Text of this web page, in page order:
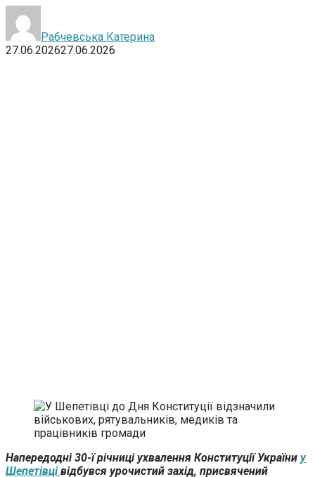
Рабчевська Катерина
27.06.202627.06.2026
Напередодні 30-ї річниці ухвалення Конституції України у
Шепетівцівідбувся урочистий захід, присвячений